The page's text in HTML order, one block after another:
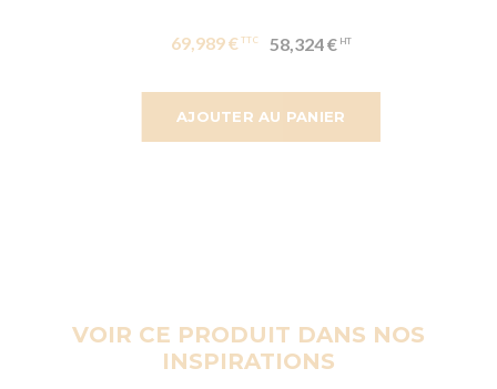
AJOUTER AU PANIER
69,989 € 58,324 €
VOIR CE PRODUIT DANS NOS
INSPIRATIONS